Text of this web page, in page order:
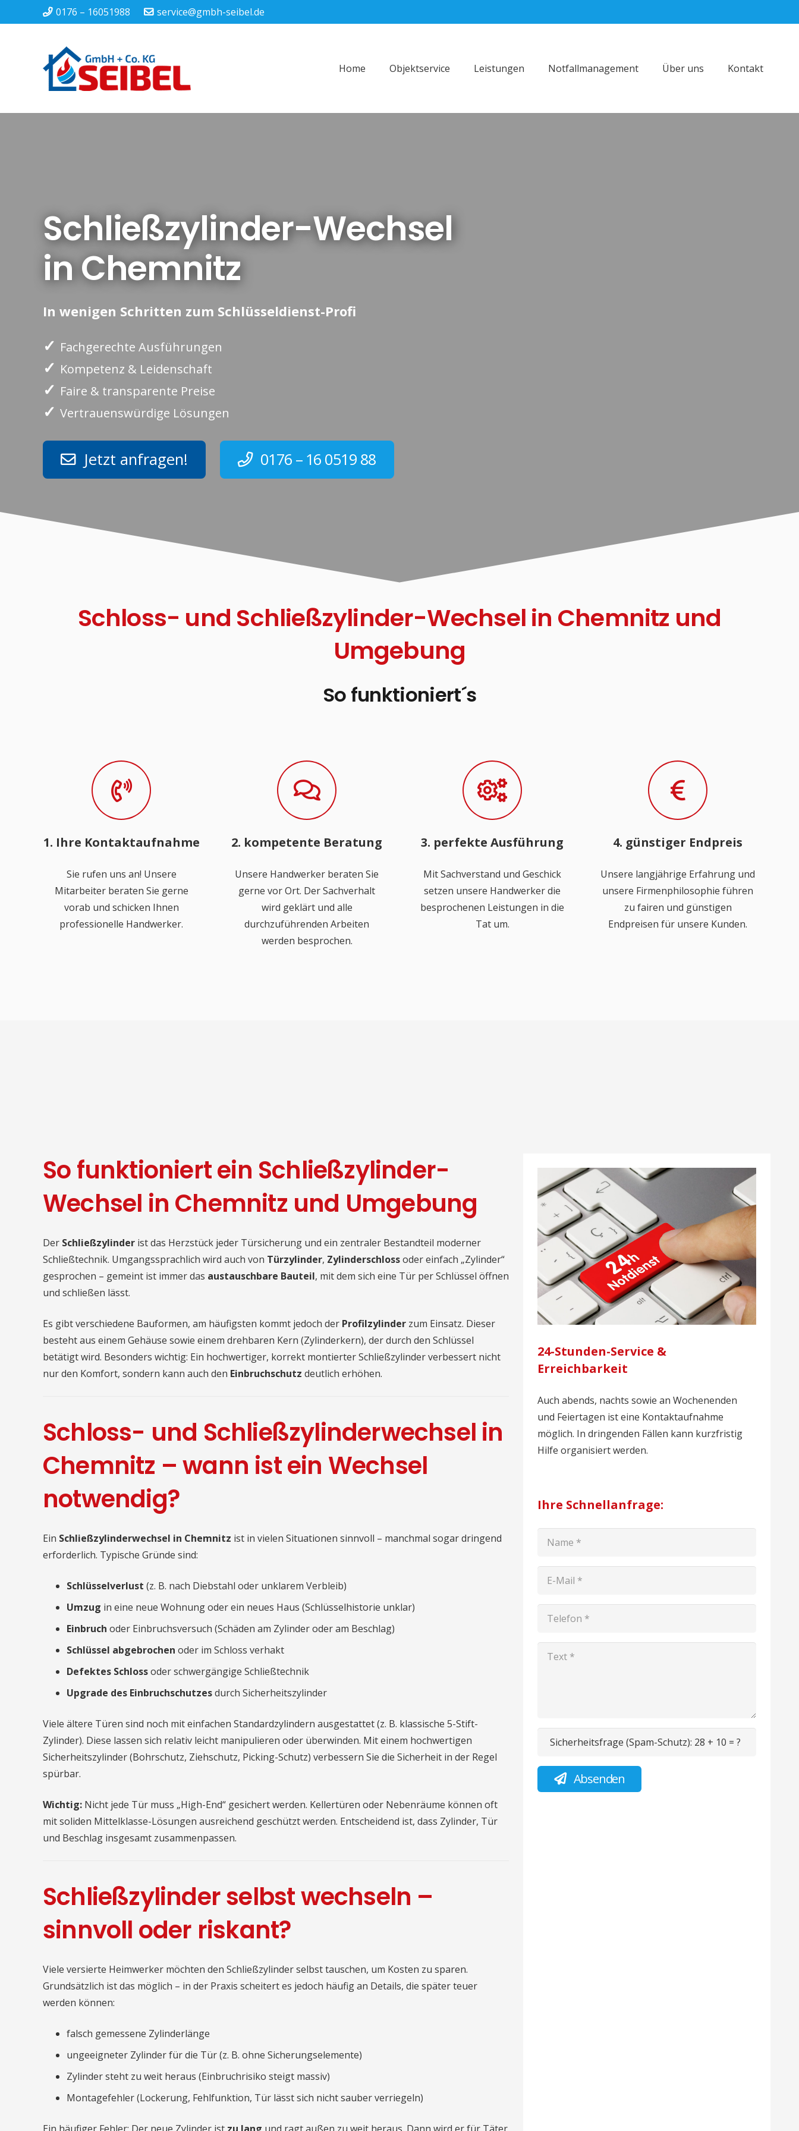
0176 – 16051988 service@gmbh-seibel.de
Home Objektservice Leistungen Notfallmanagement Über uns Kontakt
Schließzylinder-Wechsel
in Chemnitz
In wenigen Schritten zum Schlüsseldienst-Profi
✓ Fachgerechte Ausführungen
✓ Kompetenz & Leidenschaft
✓ Faire & transparente Preise
✓ Vertrauenswürdige Lösungen
Jetzt anfragen! 0176 – 16 0519 88
Schloss- und Schließzylinder-Wechsel in Chemnitz und
Umgebung
So funktioniert´s
1. Ihre Kontaktaufnahme
Sie rufen uns an! Unsere
Mitarbeiter beraten Sie gerne
vorab und schicken Ihnen
professionelle Handwerker.
2. kompetente Beratung
Unsere Handwerker beraten Sie
gerne vor Ort. Der Sachverhalt
wird geklärt und alle
durchzuführenden Arbeiten
werden besprochen.
3. perfekte Ausführung
Mit Sachverstand und Geschick
setzen unsere Handwerker die
besprochenen Leistungen in die
Tat um.
4. günstiger Endpreis
Unsere langjährige Erfahrung und
unsere Firmenphilosophie führen
zu fairen und günstigen
Endpreisen für unsere Kunden.
So funktioniert ein Schließzylinder-
Wechsel in Chemnitz und Umgebung
Der Schließzylinder ist das Herzstück jeder Türsicherung und ein zentraler Bestandteil moderner
Schließtechnik. Umgangssprachlich wird auch von Türzylinder, Zylinderschlossoder einfach „Zylinder“
gesprochen – gemeint ist immer das austauschbare Bauteil, mit dem sich eine Tür per Schlüssel öffnen
und schließen lässt.
Es gibt verschiedene Bauformen, am häufigsten kommt jedoch der Profilzylinder zum Einsatz. Dieser
besteht aus einem Gehäuse sowie einem drehbaren Kern (Zylinderkern), der durch den Schlüssel
betätigt wird. Besonders wichtig: Ein hochwertiger, korrekt montierter Schließzylinder verbessert nicht
nur den Komfort, sondern kann auch den Einbruchschutz deutlich erhöhen.
Schloss- und Schließzylinderwechsel in
Chemnitz – wann ist ein Wechsel
notwendig?
Ein Schließzylinderwechsel in Chemnitz ist in vielen Situationen sinnvoll – manchmal sogar dringend
erforderlich. Typische Gründe sind:
Schlüsselverlust (z. B. nach Diebstahl oder unklarem Verbleib)
Umzug in eine neue Wohnung oder ein neues Haus (Schlüsselhistorie unklar)
Einbruch oder Einbruchsversuch (Schäden am Zylinder oder am Beschlag)
Schlüssel abgebrochen oder im Schloss verhakt
Defektes Schlossoder schwergängige Schließtechnik
Upgrade des Einbruchschutzesdurch Sicherheitszylinder
Viele ältere Türen sind noch mit einfachen Standardzylindern ausgestattet (z. B. klassische 5-Stift-
Zylinder). Diese lassen sich relativ leicht manipulieren oder überwinden. Mit einem hochwertigen
Sicherheitszylinder (Bohrschutz, Ziehschutz, Picking-Schutz) verbessern Sie die Sicherheit in der Regel
spürbar.
Wichtig: Nicht jede Tür muss „High-End“ gesichert werden. Kellertüren oder Nebenräume können oft
mit soliden Mittelklasse-Lösungen ausreichend geschützt werden. Entscheidend ist, dass Zylinder, Tür
und Beschlag insgesamt zusammenpassen.
Schließzylinder selbst wechseln –
sinnvoll oder riskant?
Viele versierte Heimwerker möchten den Schließzylinder selbst tauschen, um Kosten zu sparen.
Grundsätzlich ist das möglich – in der Praxis scheitert es jedoch häufig an Details, die später teuer
werden können:
falsch gemessene Zylinderlänge
ungeeigneter Zylinder für die Tür (z. B. ohne Sicherungselemente)
Zylinder steht zu weit heraus (Einbruchrisiko steigt massiv)
Montagefehler (Lockerung, Fehlfunktion, Tür lässt sich nicht sauber verriegeln)
24-Stunden-Service &
Erreichbarkeit
Auch abends, nachts sowie an Wochenenden
und Feiertagen ist eine Kontaktaufnahme
möglich. In dringenden Fällen kann kurzfristig
Hilfe organisiert werden.
Ihre Schnellanfrage:
Sicherheitsfrage (Spam-Schutz): 28 + 10 = ?
Absenden